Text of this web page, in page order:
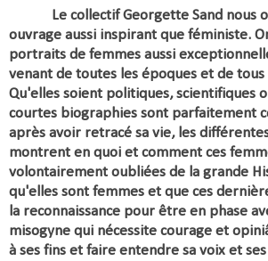
Le collectif Georgette Sand nous
ouvrage aussi inspirant que féministe.
portraits de femmes aussi
venant de toutes les époques et de tous
Qu'elles soient politiques, scientifiques
courtes biographies sont parfaitement
après avoir retracé sa vie, les
montrent en quoi et comment ces
volontairement oubliées de la grande
qu'elles sont femmes et que ces
la reconnaissance pour être en phase
misogyne qui nécessite courage et
à ses fins et faire entendre sa voix et